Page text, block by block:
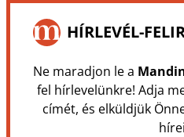
HÍRLEVÉL-
Ne maradjon le a
fel hírlevelünkre! Adja
címét, és elküldjük